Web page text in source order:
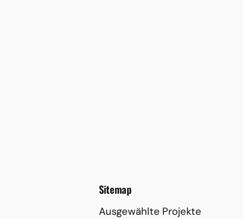
Sitemap
Ausgewählte Projekte